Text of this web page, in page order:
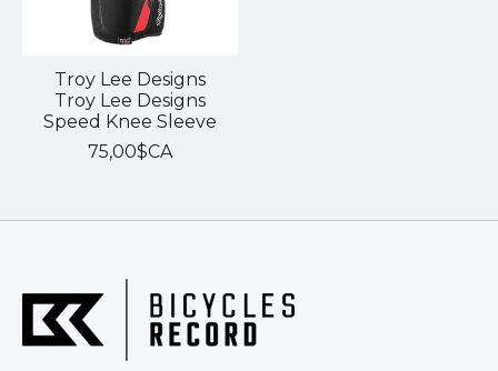
Troy Lee Designs
Troy Lee Designs
Speed Knee Sleeve
75,00$CA